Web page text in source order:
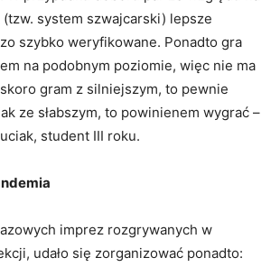
system szwajcarski) lepsze
szybko weryfikowane. Ponadto gra
na podobnym poziomie, więc nie ma
gram z silniejszym, to pewnie
ze słabszym, to powinienem wygrać –
student III roku.
imprez rozgrywanych w
udało się zorganizować ponadto: